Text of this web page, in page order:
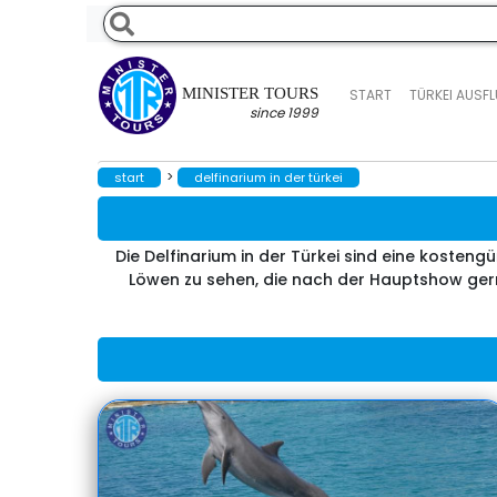
MINISTER TOURS
since 1999
START TÜRKEI
start > delfinarium in der türkei
Die Delfinarium in der Türkei sind eine
Löwen zu sehen, die nach der Hauptshow